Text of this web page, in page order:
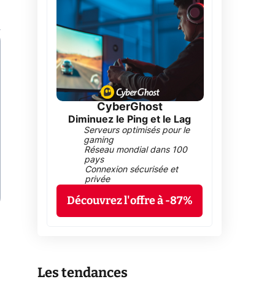
CyberGhost
Diminuez le Ping et le Lag
Serveurs optimisés pour le
gaming
Réseau mondial dans 100
pays
Connexion sécurisée et
privée
Découvrez l'offre à -87%
Les tendances